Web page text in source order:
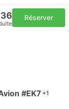
Réserver
#EK7 +1